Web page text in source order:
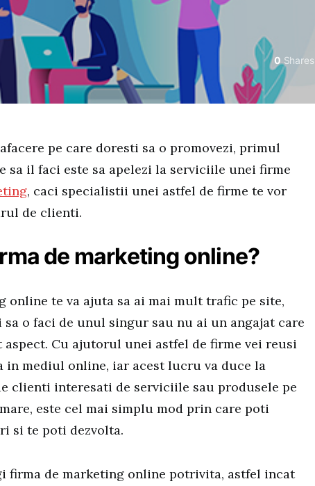
0 Shares
pe care doresti sa o promovezi, primul
sa il faci este sa apelezi la serviciile unei firme
, caci specialistii unei astfel de firme te vor
de clienti.
de marketing online?
online te va ajuta sa ai mai mult trafic pe site,
o faci de unul singur sau nu ai un angajat care
aspect. Cu ajutorul unei astfel de firme vei reusi
in mediul online, iar acest lucru va duce la
clienti interesati de serviciile sau produsele pe
este cel mai simplu mod prin care poti
si te poti dezvolta.
firma de marketing online potrivita, astfel incat